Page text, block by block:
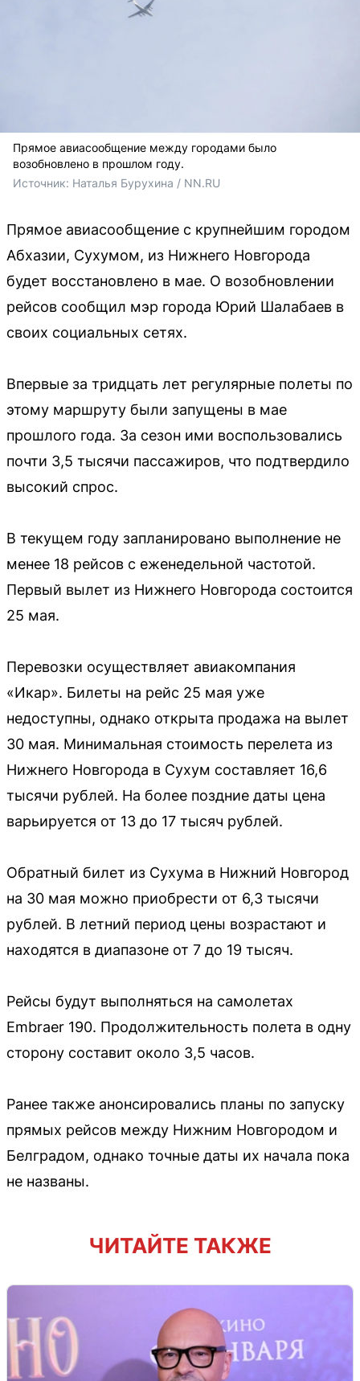
Прямое авиасообщение между городами было
возобновлено в прошлом году.
Источник: Наталья Бурухина / NN.RU
Прямое авиасообщение с крупнейшим городом
Абхазии, Сухумом, из Нижнего Новгорода
будет восстановлено в мае. О возобновлении
рейсов сообщил мэр города Юрий Шалабаев в
своих социальных сетях.
Впервые за тридцать лет регулярные полеты по
этому маршруту были запущены в мае
прошлого года. За сезон ими воспользовались
почти 3,5 тысячи пассажиров, что подтвердило
высокий спрос.
В текущем году запланировано выполнение не
менее 18 рейсов с еженедельной частотой.
Первый вылет из Нижнего Новгорода состоится
25 мая.
Перевозки осуществляет авиакомпания
«Икар». Билеты на рейс 25 мая уже
недоступны, однако открыта продажа на вылет
30 мая. Минимальная стоимость перелета из
Нижнего Новгорода в Сухум составляет 16,6
тысячи рублей. На более поздние даты цена
варьируется от 13 до 17 тысяч рублей.
Обратный билет из Сухума в Нижний Новгород
на 30 мая можно приобрести от 6,3 тысячи
рублей. В летний период цены возрастают и
находятся в диапазоне от 7 до 19 тысяч.
Рейсы будут выполняться на самолетах
Embraer 190. Продолжительность полета в одну
сторону составит около 3,5 часов.
Ранее также анонсировались планы по запуску
прямых рейсов между Нижним Новгородом и
Белградом, однако точные даты их начала пока
не названы.
ЧИТАЙТЕ ТАКЖЕ